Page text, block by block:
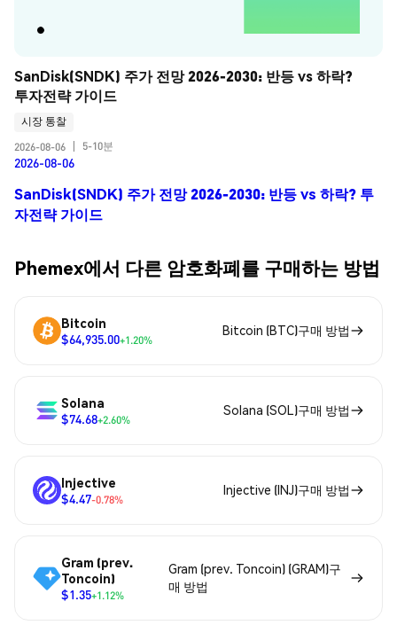
SanDisk(SNDK) 주가 전망 2026-2030: 반등 vs 하락?
투자전략 가이드
시장 통찰
2026-08-06
5-10분
2026-08-06
SanDisk(SNDK) 주가 전망 2026-2030: 반등 vs 하락? 투
자전략 가이드
Phemex에서 다른 암호화폐를 구매하는 방법
Bitcoin
$64,935.00+1.20%
Bitcoin (BTC)구매 방법
Solana
$74.68+2.60%
Solana (SOL)구매 방법
Injective
$4.47-0.78%
Injective (INJ)구매 방법
Gram (prev.
Toncoin)
$1.35+1.12%
Gram (prev. Toncoin) (GRAM)구
매 방법